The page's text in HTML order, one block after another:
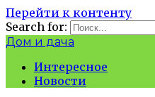
Перейти к контенту
Search for:
Дом и дача
Интересное
Новости